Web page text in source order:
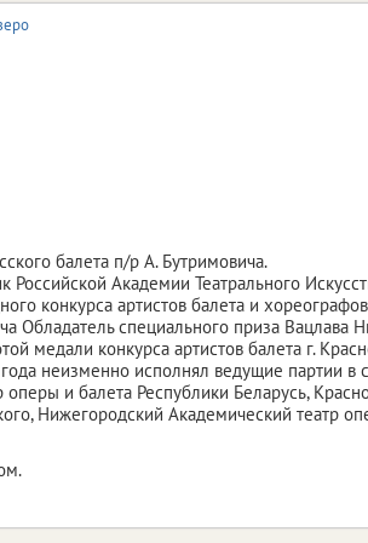
балета п/р А. Бутримовича.
Российской Академии Театрального
конкурса артистов балета и
Обладатель специального приза Вацлава
медали конкурса артистов балета г.
неизменно исполнял ведущие партии в
и балета Республики Беларусь,
Нижегородский Академический театр